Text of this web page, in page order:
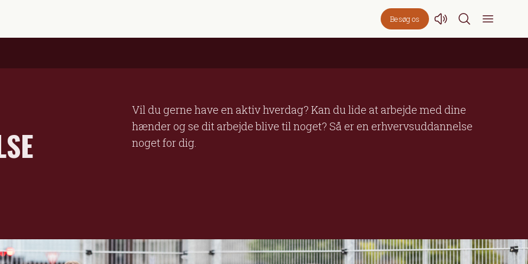
Besøg os
Vil du gerne have en aktiv hverdag? Kan du lide at arbejde med dine
hænder og se dit arbejde blive til noget? Så er en erhvervsuddannelse
noget for dig.